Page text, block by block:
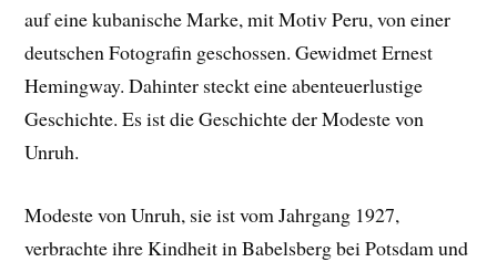
auf eine kubanische Marke, mit Motiv Peru, von einer
deutschen Fotografin geschossen. Gewidmet Ernest
Hemingway. Dahinter steckt eine abenteuerlustige
Geschichte. Es ist die Geschichte der Modeste von
Unruh.
Modeste von Unruh, sie ist vom Jahrgang 1927,
verbrachte ihre Kindheit in Babelsberg bei Potsdam und